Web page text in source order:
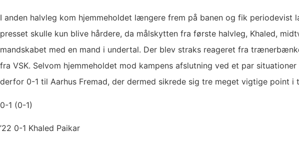
I anden halvleg kom hjemmeholdet længere frem på banen og fik
presset skulle kun blive hårdere, da målskytten fra første halvleg, Khaled,
mandskabet med en mand i undertal. Der blev straks reageret fra
fra VSK. Selvom hjemmeholdet mod kampens afslutning ved et par
derfor 0-1 til Aarhus Fremad, der dermed sikrede sig tre meget vigtige point i
0-1 (0-1)
’22 0-1 Khaled Paikar